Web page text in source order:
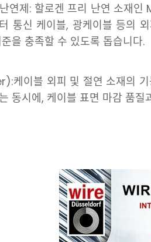
연제: 할로겐 프리 난연 소재인
통신 케이블, 광케이블 등의
을 충족할 수 있도록 돕습니다.
케이블 외피 및 절연 소재의
동시에, 케이블 표면 마감 품